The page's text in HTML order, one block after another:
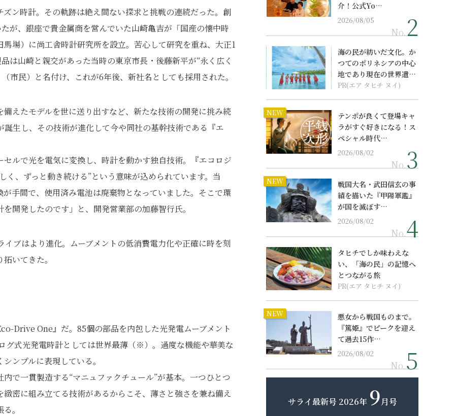
ン時計。その軌跡は絶え間ない探求と挑戦の連続だった。創
が、銀座で貴金属商を営んでいた山崎亀吉が「国産の懐中時
場）に尚工舎時計研究所を設立。苦心して研究を重ね、大正1
は山崎と親交があった当時の東京市長・後藤新平が“永く広く
民）と名付け、これが6年後、新社名としても採用された。
えたモデルを世に送り出すなど、新たな技術の開発に挑み続
生し、その技術が進化して今や同社の基幹技術である『エ
ルで光を電気に変換し、時計を動かす独自技術。『エコロジ
、ずっと動き続ける”という意味が込められています。当
手間で、使用済み電池は廃棄物となっていました。そこで環
開発したのです」と、開発営業部の加藤智行氏。
ブはより進化。ムーブメントの低消費電力化や正確に時を刻
いてきた。
Drive One』だ。85個の部品を内包した光発電ムーブメント
式光発電時計としては世界最薄（※）。過度な機能や華美な
ンプルに表現している。
で一貫製造する“マニュファクチュール”が基本。一つひとつ
密に組み立てる技術があるからこそ、薄さと強さを兼ね備え
。
介！公式Yo…
2026/08/05
No.
海の民が紡いだ文化。か
つてのポリネシアの中心
地であり現在の世界遺産
からみえてくる...
PR(エア タヒチ ヌイ)
NEW
テンポが良くて登場キャ
ラがすぐ好きになる！ス
ペシャル時代…
2026/08/02
No.
NEW
戦国大名・武田信玄の事
績を描いた『甲陽軍鑑』
が国を滅ぼす…
2026/08/02
No.
タヒチでしか味わえな
い、「海の民」の記憶へ
とつながる旅
PR(エア タヒチ ヌイ)
NEW
悪女から戦国ものまで。
『篤姫』でピークを迎え
て過去15作…
2026/08/02
No.
サライ最新号 2026年 9月号